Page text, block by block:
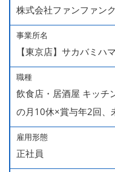
株式会社ファンファン
事業所名
【東京店】サカバミハマ
職種
飲食店・居酒屋 キッチ
の月10休×賞与年2回、
雇用形態
正社員